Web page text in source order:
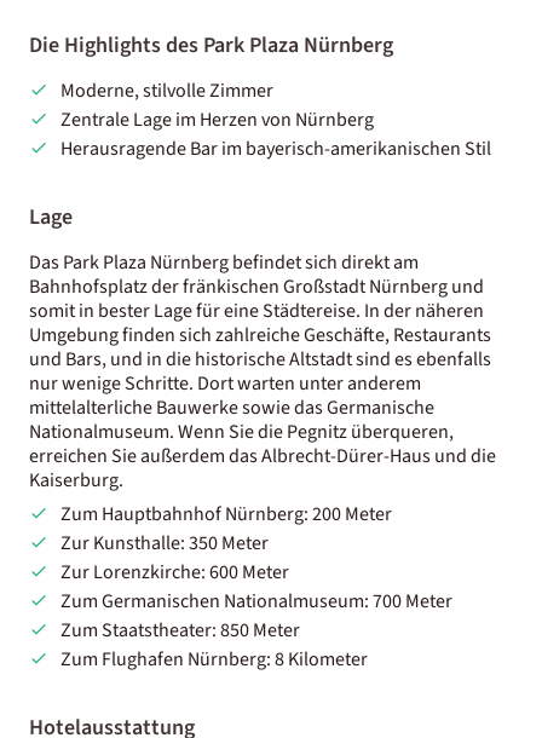
Die Highlights des Park Plaza Nürnberg
Moderne, stilvolle Zimmer
Zentrale Lage im Herzen von Nürnberg
Herausragende Bar im bayerisch-amerikanischen Stil
Lage
Das Park Plaza Nürnberg befindet sich direkt am
Bahnhofsplatz der fränkischen Großstadt Nürnberg und
somit in bester Lage für eine Städtereise. In der näheren
Umgebung finden sich zahlreiche Geschäfte, Restaurants
und Bars, und in die historische Altstadt sind es ebenfalls
nur wenige Schritte. Dort warten unter anderem
mittelalterliche Bauwerke sowie das Germanische
Nationalmuseum. Wenn Sie die Pegnitz überqueren,
erreichen Sie außerdem das Albrecht-Dürer-Haus und die
Kaiserburg.
Zum Hauptbahnhof Nürnberg: 200 Meter
Zur Kunsthalle: 350 Meter
Zur Lorenzkirche: 600 Meter
Zum Germanischen Nationalmuseum: 700 Meter
Zum Staatstheater: 850 Meter
Zum Flughafen Nürnberg: 8 Kilometer
Hotelausstattung